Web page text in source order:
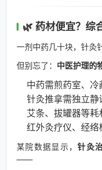
🌿 药材便宜？综
一剂中药几十块，针灸
但别忘了： 中医护理的
中药需煎药室、冷
针灸推拿需独立静
艾条、拔罐器等耗
红外灸疗仪、经络
某院数据显示，针灸
——